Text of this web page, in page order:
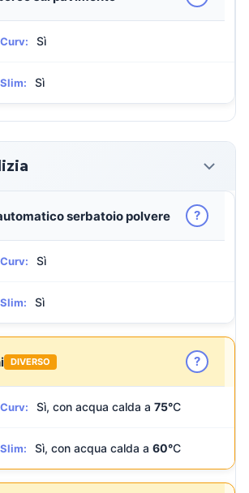
Sì
Sì
serbatoio polvere ?
Sì
Sì
DIVERSO ?
Sì, con acqua calda a 75°C
Sì, con acqua calda a 60°C